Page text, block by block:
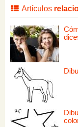
Artículos